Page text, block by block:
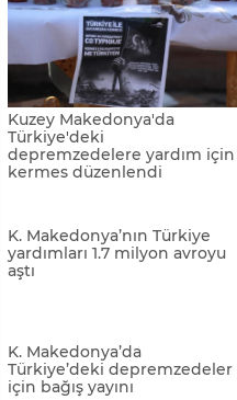
Üsküp’te bomba ihbarları
Kuzey Makedonya'da
Türkiye'deki
depremzedelere yardım için